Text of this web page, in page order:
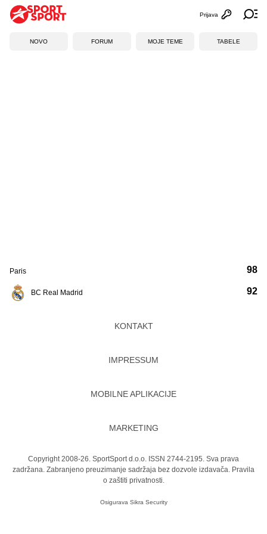
Otvori
Prijava
NOVO FORUM MOJE TEME TABELE
Paris
BC Real Madrid
98
92
KONTAKT
IMPRESSUM
MOBILNE APLIKACIJE
MARKETING
Copyright 2008-26. SportSport d.o.o. ISSN 2744-2195. Sva prava
zadržana. Zabranjeno preuzimanje sadržaja bez dozvole izdavača. Pravila
o zaštiti privatnosti.
Osigurava Sikra Security